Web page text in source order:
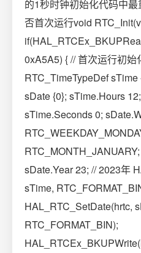
的1秒时钟初始化代码中
否首次运行void
0xA5A5) { // 首次运行初始
RTC_TimeTypeDef
sDate {0}; sTime.Hours
sTime.Seconds 0;
sDate.Year 23; // 2023年
sTime,
HAL_RTC_SetDate(hrtc,
RTC_FORMAT_BIN);